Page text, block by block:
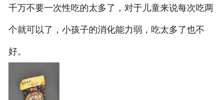
千万不要一次性吃的太多了，对于儿童来说每次吃两
个就可以了，小孩子的消化能力弱，吃太多了也不
好。